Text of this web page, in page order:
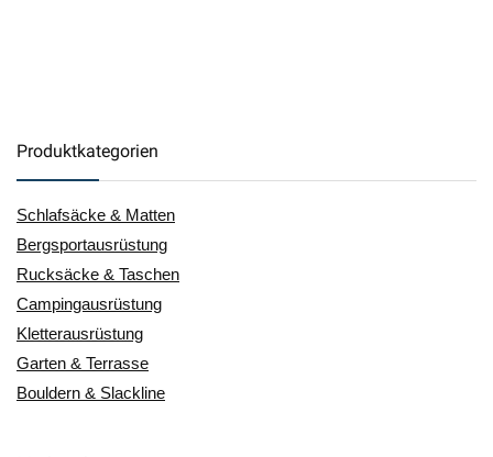
Produktkategorien
Schlafsäcke & Matten
Bergsportausrüstung
Rucksäcke & Taschen
Campingausrüstung
Kletterausrüstung
Garten & Terrasse
Bouldern & Slackline